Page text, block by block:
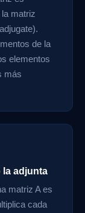
matriz
de la
elementos
más
la adjunta
matriz A es
cada